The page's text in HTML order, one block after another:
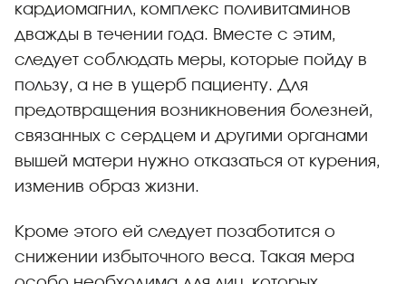
кардиомагнил, комплекс поливитаминов
дважды в течении года. Вместе с этим,
следует соблюдать меры, которые пойду в
пользу, а не в ущерб пациенту. Для
предотвращения возникновения болезней,
связанных с сердцем и другими органами
вышей матери нужно отказаться от курения,
изменив образ жизни.
Кроме этого ей следует позаботится о
снижении избыточного веса. Такая мера